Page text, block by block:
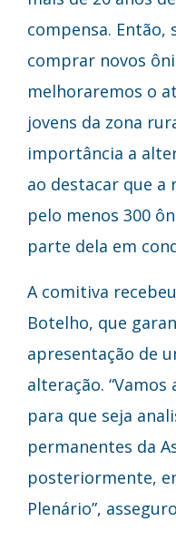
compensa.
comprar novos
melhoraremos o
jovens da zona
importância a
ao destacar que
pelo menos 300
parte dela em
A comitiva
Botelho, que
apresentação de
alteração.
para que seja
permanentes da
posteriormente,
Plenário”,